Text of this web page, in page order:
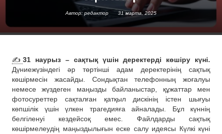
Автор: редактор 31 марта, 2025
✍️ 31 наурыз – сақтық үшін деректерді көшіру күні.
Дүниежүзіндегі әр төртінші адам деректерінің сақтық
көшірмесін жасайды. Сондықтан телефонның жоғалуы
немесе жүздеген маңызды байланыстар, құжаттар мен
фотосуреттер сақталған қатқыл дискінің істен шығуы
көпшілік үшін үлкен трагедияға айналады. Бұл күннің
белгіленуі кездейсоқ емес. Файлдарды сақтық
көшірмелеудің маңыздылығын еске салу идеясы Күлкі күні